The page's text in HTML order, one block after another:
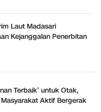
Laut Madasari
Kejanggalan Penerbitan
Terbaik’ untuk Otak,
Aktif Bergerak